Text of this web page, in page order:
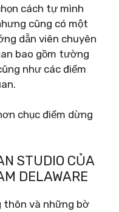
cách tự mình
cũng có một
dẫn viên chuyên
bao gồm tường
như các điểm
chục điểm dừng
STUDIO CỦA
DELAWARE
thôn và những bờ